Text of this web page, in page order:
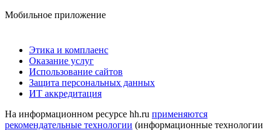
Мобильное приложение
Этика и комплаенс
Оказание услуг
Использование сайтов
Защита персональных данных
ИТ аккредитация
На информационном ресурсе hh.ru применяются
рекомендательные технологии (информационные технологии